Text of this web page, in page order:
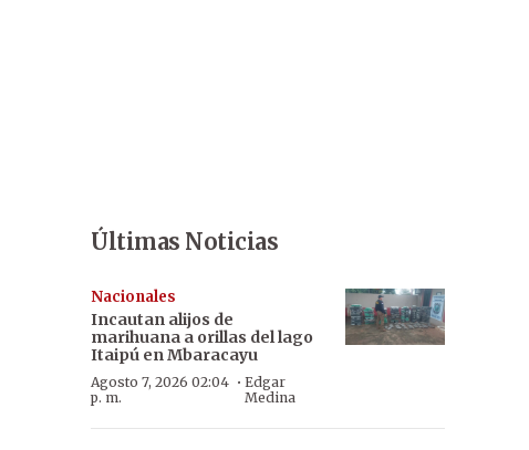
Últimas Noticias
Nacionales
Incautan alijos de
marihuana a orillas del lago
Itaipú en Mbaracayu
Agosto 7, 2026 02:04
p. m.
· Edgar
Medina